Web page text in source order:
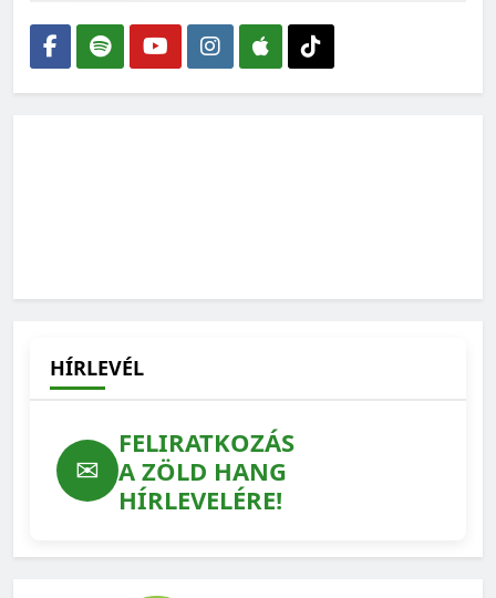
Épüljenek szélerőművek – de ne bárhová
2026-08-05
HÍRLEVÉL
✉
FELIRATKOZÁS
A ZÖLD HANG
HÍRLEVELÉRE!